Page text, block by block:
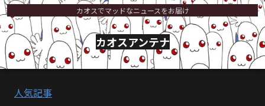
カオスでマッドなニュースをお届け
カオスアンテナ
人気記事